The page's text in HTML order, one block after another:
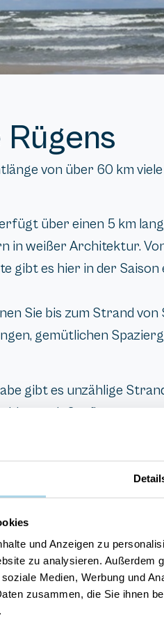
und Anzeigen zu
zu analysieren. Außerdem
Medien, Werbung und
zusammen, die Sie ihnen
von über 60 km
über einen 5 km
in weißer Architektur.
gibt es hier in der
Sie bis zum Strand
gemütlichen
gibt es unzählige
auch Surfbretter,
Düne ist der Strand
laufen.
Runter an den
ist mit 1 km zwar nicht
Übergang von der